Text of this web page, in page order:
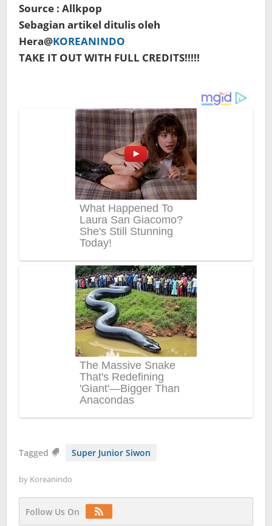
Source : Allkpop
Sebagian artikel ditulis oleh
Hera@KOREANINDO
TAKE IT OUT WITH FULL CREDITS!!!!!
Tagged Super Junior Siwon
by Koreanindo
Follow Us On